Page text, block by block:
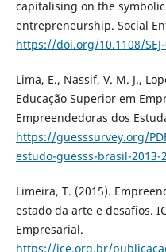
capitalising on the
entrepreneurship. Social
https://doi.org/10.1108/
Lima, E., Nassif, V. M. J.,
Educação Superior em
Empreendedoras dos
https://guesssurvey.org/
estudo-guesss-brasil-2013-
Limeira, T. (2015).
estado da arte e desafios.
Empresarial.
https://ice.org.br/